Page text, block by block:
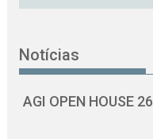
Notícias
AGI OPEN HOUSE 26